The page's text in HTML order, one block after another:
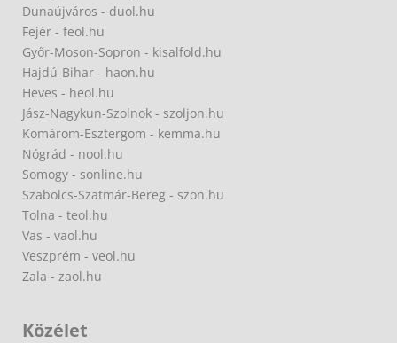
Dunaújváros - duol.hu
Fejér - feol.hu
Győr-Moson-Sopron - kisalfold.hu
Hajdú-Bihar - haon.hu
Heves - heol.hu
Jász-Nagykun-Szolnok - szoljon.hu
Komárom-Esztergom - kemma.hu
Nógrád - nool.hu
Somogy - sonline.hu
Szabolcs-Szatmár-Bereg - szon.hu
Tolna - teol.hu
Vas - vaol.hu
Veszprém - veol.hu
Zala - zaol.hu
Közélet